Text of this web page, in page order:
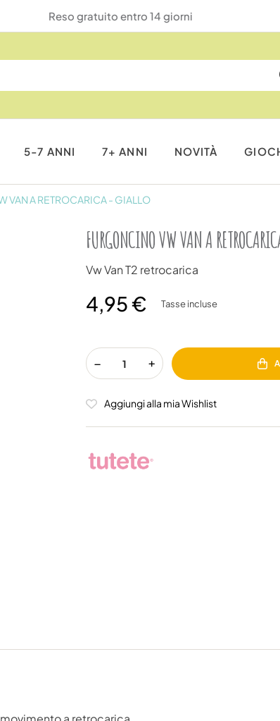
Reso gratuito entro 14 giorni
5-7 ANNI 7+ ANNI NOVITÀ
VAN A RETROCARICA - GIALLO
FURGONCINO VW VAN A
Vw Van T2 retrocarica
4,95 € Tasse incluse
Aggiungi alla mia Wishlist